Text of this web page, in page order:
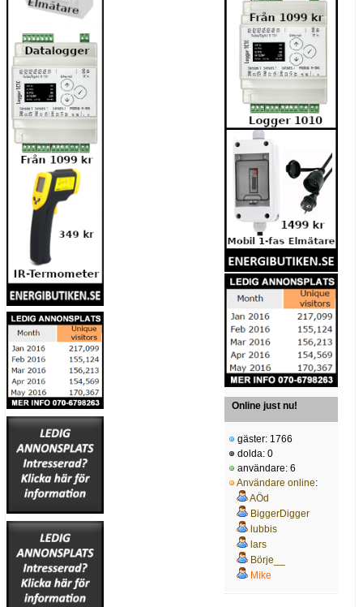
Online just nu!
gäster: 1766
dolda: 0
användare: 6
Användare online:
AÖd
BiggerDigger
lubbis
lars
Börje__
Mike